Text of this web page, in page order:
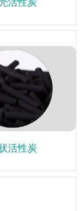
活性炭